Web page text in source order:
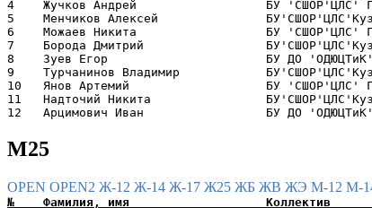
4    Жучков Андрей                  БУ
5    Менчиков Алексей
6    Можаев Никита                  БУ
7    Борода Дмитрий
8    Зуев Егор                      БУ ДО
9    Турчанинов Владимир
10   Янов Артемий                   БУ 'СШОР'ЦЛС'
11   Надточий Никита
М25
OPEN OPEN2 Ж-12 Ж-14 Ж-17 Ж25 ЖБ ЖВ ЖЭ М-12 М-